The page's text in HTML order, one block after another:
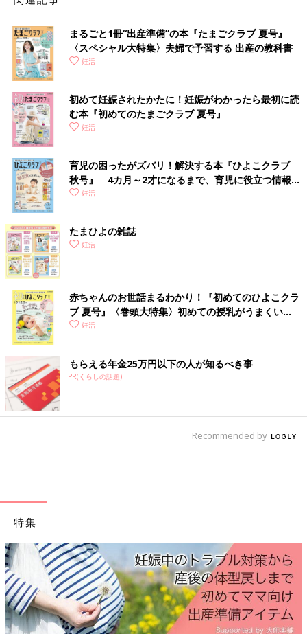
Dame スロ／ラブピースクラブ
セックスの際、気になるシーツの汚れを防ぐ、繰り返し使える防
水シーツ。
やわらかなコットン製で直径80cmの大きな円形のため、どんな
体位でもはみ出ない安心の大きさ。
専用のポーチつき。
【3】質問カードでカップルの絆を深めて
まるごと1冊“出産準備”の本『たまごクラブ 夏号』
〈スペシャル大特集〉夫婦で予習する 出産の教科書
妊活
初めて妊娠されたかたに！妊娠がわかったら最初に読
む本『初めてのたまごクラブ 夏号』
妊活
育児の困ったがズバリ！解決する本『ひよこクラブ
秋号』 4カ月～2才になるまで、育児に役立つ情報が
いっぱい！
妊活
たまひよの雑誌
妊活
赤ちゃんのお世話まるわかり！『初めてのひよこクラ
ブ 夏号』〈巻頭大特集〉初めての授乳がうまくい
く！ おっぱい・ミルクの基本と夏のトラブル 解決テ
妊活
もらえる年金25万円以下の人が知るべき事
PR(くらしの話題)
Recommended by
特集